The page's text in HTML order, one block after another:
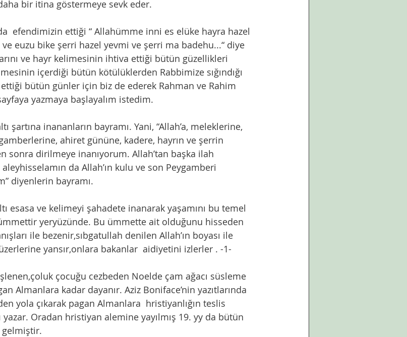
bir itina göstermeye sevk eder.
euzu bike şerri hazel yevmi ve şerri ma badehu...“ diye
ve hayr kelimesinin ihtiva ettiği bütün güzellikleri
içerdiği bütün kötülüklerden Rabbimize sığındığı
bütün günler için biz de ederek Rahman ve Rahim
yazmaya başlayalım istedim.
ahiret gününe, kadere, hayrın ve şerrin
sonra dirilmeye inanıyorum. Allah’tan başka ilah
da Allah’ın kulu ve son Peygamberi
diyenlerin bayramı.
yeryüzünde. Bu ümmette ait olduğunu hisseden
ile bezenir,sıbgatullah denilen Allah’ın boyası ile
yansır,onlara bakanlar  aidiyetini izlerler . -1-
Almanlara kadar dayanır. Aziz Boniface’nin yazıtlarında
yola çıkarak pagan Almanlara  hristiyanlığın teslis
yazar. Oradan hristiyan alemine yayılmış 19. yy da bütün